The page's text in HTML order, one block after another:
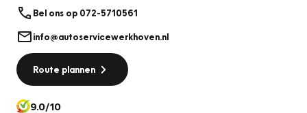
vrijdag van 08.00 tot 17.00 uur, zaterdag van 09.00 tot
13.00 uur
Bel ons op 072-5710561
info@autoservicewerkhoven.nl
Route plannen
9.0/10